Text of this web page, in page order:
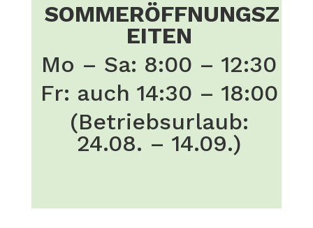
SOMMERÖFFNUNGSZ
EITEN
Mo – Sa: 8:00 – 12:30
Fr: auch 14:30 – 18:00
(Betriebsurlaub:
24.08. – 14.09.)